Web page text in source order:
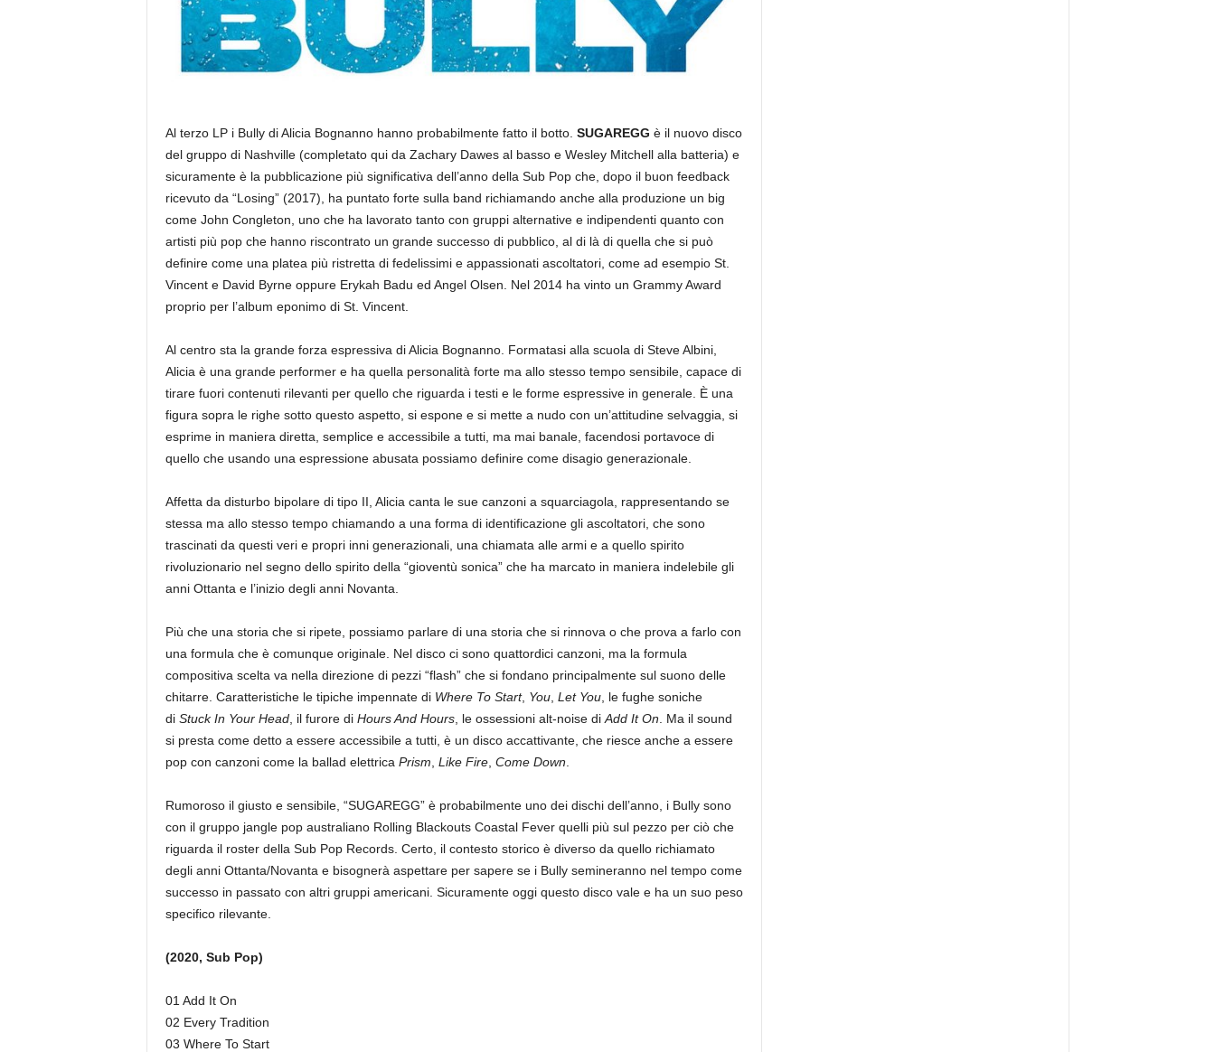
Al terzo LP i Bully di Alicia Bognanno hanno probabilmente fatto il botto. SUGAREGG è il nuovo disco
del gruppo di Nashville (completato qui da Zachary Dawes al basso e Wesley Mitchell alla batteria) e
sicuramente è la pubblicazione più significativa dell’anno della Sub Pop che, dopo il buon feedback
ricevuto da “Losing” (2017), ha puntato forte sulla band richiamando anche alla produzione un big
come John Congleton, uno che ha lavorato tanto con gruppi alternative e indipendenti quanto con
artisti più pop che hanno riscontrato un grande successo di pubblico, al di là di quella che si può
definire come una platea più ristretta di fedelissimi e appassionati ascoltatori, come ad esempio St.
Vincent e David Byrne oppure Erykah Badu ed Angel Olsen. Nel 2014 ha vinto un Grammy Award
proprio per l’album eponimo di St. Vincent.
Al centro sta la grande forza espressiva di Alicia Bognanno. Formatasi alla scuola di Steve Albini,
Alicia è una grande performer e ha quella personalità forte ma allo stesso tempo sensibile, capace di
tirare fuori contenuti rilevanti per quello che riguarda i testi e le forme espressive in generale. È una
figura sopra le righe sotto questo aspetto, si espone e si mette a nudo con un’attitudine selvaggia, si
esprime in maniera diretta, semplice e accessibile a tutti, ma mai banale, facendosi portavoce di
quello che usando una espressione abusata possiamo definire come disagio generazionale.
Affetta da disturbo bipolare di tipo II, Alicia canta le sue canzoni a squarciagola, rappresentando se
stessa ma allo stesso tempo chiamando a una forma di identificazione gli ascoltatori, che sono
trascinati da questi veri e propri inni generazionali, una chiamata alle armi e a quello spirito
rivoluzionario nel segno dello spirito della “gioventù sonica” che ha marcato in maniera indelebile gli
anni Ottanta e l’inizio degli anni Novanta.
Più che una storia che si ripete, possiamo parlare di una storia che si rinnova o che prova a farlo con
una formula che è comunque originale. Nel disco ci sono quattordici canzoni, ma la formula
compositiva scelta va nella direzione di pezzi “flash” che si fondano principalmente sul suono delle
chitarre. Caratteristiche le tipiche impennate di Where To Start, You, Let You, le fughe soniche
di Stuck In Your Head, il furore di Hours And Hours, le ossessioni alt-noise di Add It On . Ma il sound
si presta come detto a essere accessibile a tutti, è un disco accattivante, che riesce anche a essere
pop con canzoni come la ballad elettrica Prism Like Fire, Come Down
Rumoroso il giusto e sensibile, “SUGAREGG” è probabilmente uno dei dischi dell’anno, i Bully sono
con il gruppo jangle pop australiano Rolling Blackouts Coastal Fever quelli più sul pezzo per ciò che
riguarda il roster della Sub Pop Records. Certo, il contesto storico è diverso da quello richiamato
degli anni Ottanta/Novanta e bisognerà aspettare per sapere se i Bully semineranno nel tempo come
successo in passato con altri gruppi americani. Sicuramente oggi questo disco vale e ha un suo peso
specifico rilevante.
(2020, Sub Pop)
01 Add It On
02 Every Tradition
03 Where To Start